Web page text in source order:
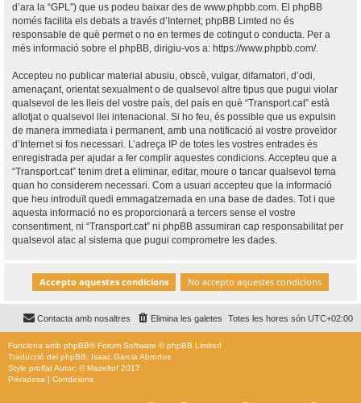
d’ara la “GPL”) que us podeu baixar des de www.phpbb.com . El phpBB
només facilita els debats a través d’Internet; phpBB Limted no és
responsable de què permet o no en termes de cotingut o conducta. Per a
més informació sobre el phpBB, dirigiu-vos a: https://www.phpbb.com/.
Accepteu no publicar material abusiu, obscè, vulgar, difamatori, d’odi,
amenaçant, orientat sexualment o de qualsevol altre tipus que pugui violar
qualsevol de les lleis del vostre país, del país en què “Transport.cat” està
allotjat o qualsevol llei intenacional. Si ho feu, és possible que us expulsin
de manera immediata i permanent, amb una notificació al vostre proveïdor
d’Internet si fos necessari. L’adreça IP de totes les vostres entrades és
enregistrada per ajudar a fer complir aquestes condicions. Accepteu que a
“Transport.cat” tenim dret a eliminar, editar, moure o tancar qualsevol tema
quan ho considerem necessari. Com a usuari accepteu que la informació
que heu introduït quedi emmagatzemada en una base de dades. Tot i que
aquesta informació no es proporcionarà a tercers sense el vostre
consentiment, ni “Transport.cat” ni phpBB assumiran cap responsabilitat per
qualsevol atac al sistema que pugui comprometre les dades.
Totes les hores són UTC+02:00
Elimina les galetes
Contacta amb nosaltres
Funciona amb phpBB® Forum Software © phpBB Limited
Traducció del phpBB: Isaac Garcia Abrodos
Style proflatAutor: ©Mazeltof 2017
Privadesa | Condicions